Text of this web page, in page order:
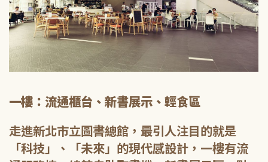
一樓：流通櫃台、新書展示、輕食區
走進新北市立圖書總館，最引人注目的就是
「科技」、「未來」的現代感設計，一樓有流